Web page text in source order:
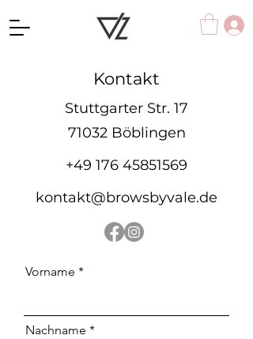
Kontakt
Stuttgarter Str. 17
71032 Böblingen
+49 176 45851569
kontakt@browsbyvale.de
Vorname
Nachname